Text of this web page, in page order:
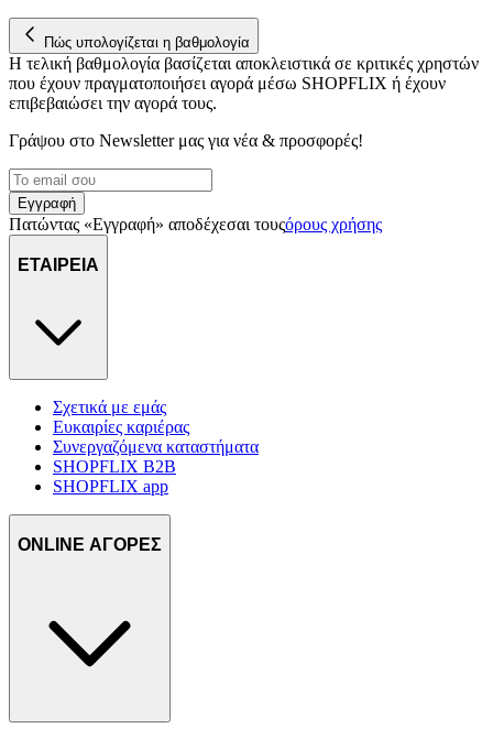
Πώς υπολογίζεται η βαθμολογία
Η τελική βαθμολογία βασίζεται αποκλειστικά σε κριτικές χρηστών
που έχουν πραγματοποιήσει αγορά μέσω SHOPFLIX ή έχουν
επιβεβαιώσει την αγορά τους.
Γράψου στο Νewsletter μας για νέα & προσφορές!
Εγγραφή
Πατώντας «Εγγραφή» αποδέχεσαι τουςόρους χρήσης
ΕΤΑΙΡΕΙΑ
Σχετικά με εμάς
Ευκαιρίες καριέρας
Συνεργαζόμενα καταστήματα
SHOPFLIX B2B
SHOPFLIX app
ONLINE ΑΓΟΡΕΣ